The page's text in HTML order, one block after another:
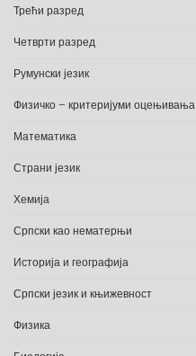
Трећи разред
Четврти разред
Румунски језик
Физичко – критеријуми оцењивања
Математика
Страни језик
Хемија
Српски као нематерњи
Историја и географија
Српски језик и књижевност
Физика